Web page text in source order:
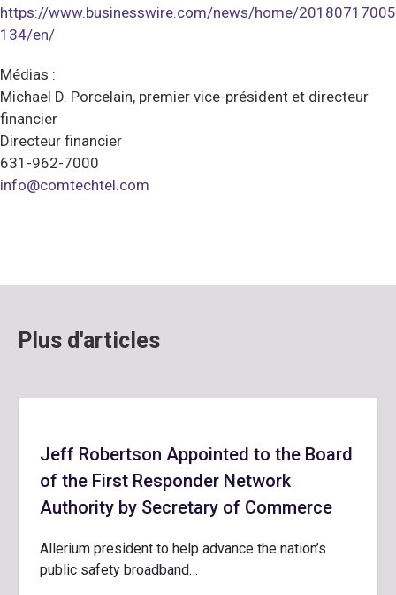
https://www.businesswire.com/news/home/20180717005
134/en/
Médias :
Michael D. Porcelain, premier vice-président et directeur
financier
Directeur financier
631-962-7000
info@comtechtel.com
Plus d'articles
Jeff Robertson Appointed to the Board
of the First Responder Network
Authority by Secretary of Commerce
Allerium president to help advance the nation’s
public safety broadband…